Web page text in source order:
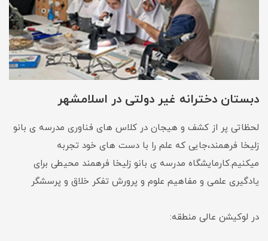
دبستان دخترانه غیر دولتی در اسلامشهر
لحظاتی پر از کشف و هیجان در کلاس های فناوری مدرسه ی بانو
زلیخا فرهمند،جایی که علم را با دست های خود تجربه
میکنیم.کارمایشگاه مدرسه ی بانو زلیخا فرهمند محیطی برای
یادگیری علمی و مفاهیم علوم و پرورش تفکر خلاق و پرسشگر
در لوکیشن عالی منطقه: